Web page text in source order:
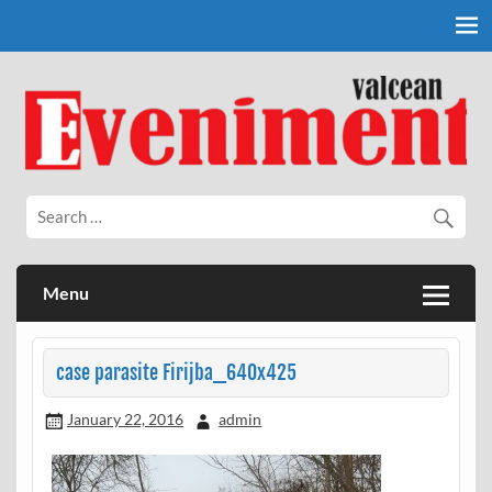
Eveniment Valcean
Menu
case parasite Firijba_640x425
January 22, 2016 admin